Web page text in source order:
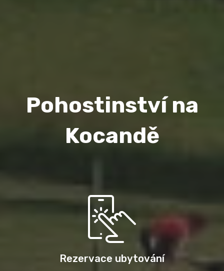
Pohostinství na
Kocandě
Rezervace ubytování